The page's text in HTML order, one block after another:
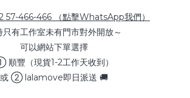
57-466-466 （點擊WhatsApp我們）
只有工作室未有門市對外開放～
可以網站下單選擇
豐（現貨1-2工作天收到）
或 ② lalamove即日派送 🚚